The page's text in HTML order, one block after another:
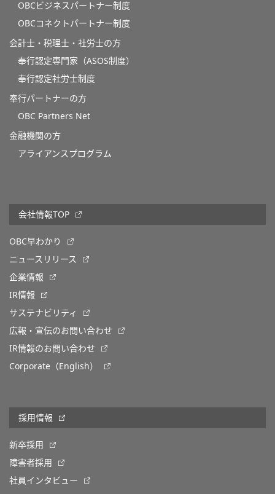
OBCビジネスパートナー制度
OBCコネクトパートナー制度
会計士・税理士・社労士の方
奉行認定専門家（ASOS制度）
奉行認定社労士制度
奉行パートナーの方
OBC Partners Net
金融機関の方
アライアンスプログラム
会社情報TOP
OBC早わかり
ニュースリリース
企業情報
IR情報
サステナビリティ
広報・宣伝のお問い合わせ
IR情報のお問い合わせ
Corporate（English）
採用情報
新卒採用
障害者採用
社員インタビュー